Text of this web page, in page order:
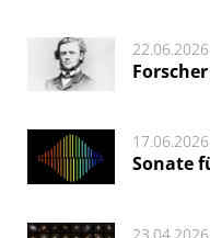
22.06.2026
17.06.2026
Sonate
23.04.2026